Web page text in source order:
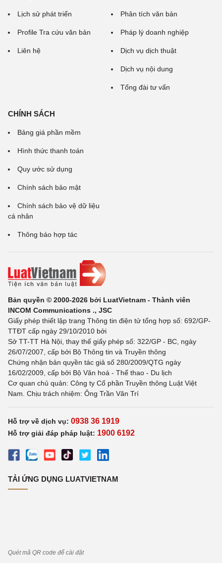
Lịch sử phát triển
Profile Tra cứu văn bản
Liên hệ
Phân tích văn bản
Pháp lý doanh nghiệp
Dịch vụ dịch thuật
Dịch vụ nội dung
Tổng đài tư vấn
CHÍNH SÁCH
Bảng giá phần mềm
Hình thức thanh toán
Quy ước sử dụng
Chính sách bảo mật
Chính sách bảo vệ dữ liệu
cá nhân
Thông báo hợp tác
Bản quyền © 2000-2026 bởi LuatVietnam - Thành viên
INCOM Communications ., JSC
Giấy phép thiết lập trang Thông tin điện tử tổng hợp số: 692/GP-
TTĐT cấp ngày 29/10/2010 bởi
Sở TT-TT Hà Nội, thay thế giấy phép số: 322/GP - BC, ngày
26/07/2007, cấp bởi Bộ Thông tin và Truyền thông
Chứng nhận bản quyền tác giả số 280/2009/QTG ngày
16/02/2009, cấp bởi Bộ Văn hoá - Thể thao - Du lịch
Cơ quan chủ quản: Công ty Cổ phần Truyền thông Luật Việt
Nam. Chịu trách nhiệm: Ông Trần Văn Trí
Hỗ trợ về dịch vụ: 0938 36 1919
Hỗ trợ giải đáp pháp luật: 1900 6192
TẢI ỨNG DỤNG LUATVIETNAM
Quét mã QR code để cài đặt